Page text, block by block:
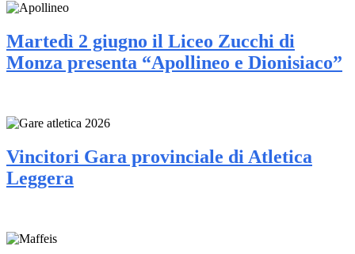
Martedì 2 giugno il Liceo Zucchi di
Monza presenta “Apollineo e Dionisiaco”
Vincitori Gara provinciale di Atletica
Leggera